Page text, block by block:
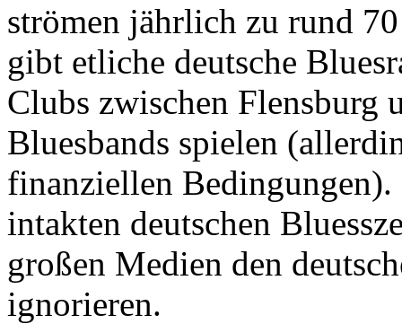
strömen jährlich zu rund
gibt etliche deutsche
Clubs zwischen Flensburg
Bluesbands spielen
finanziellen
intakten deutschen
großen Medien den
ignorieren.